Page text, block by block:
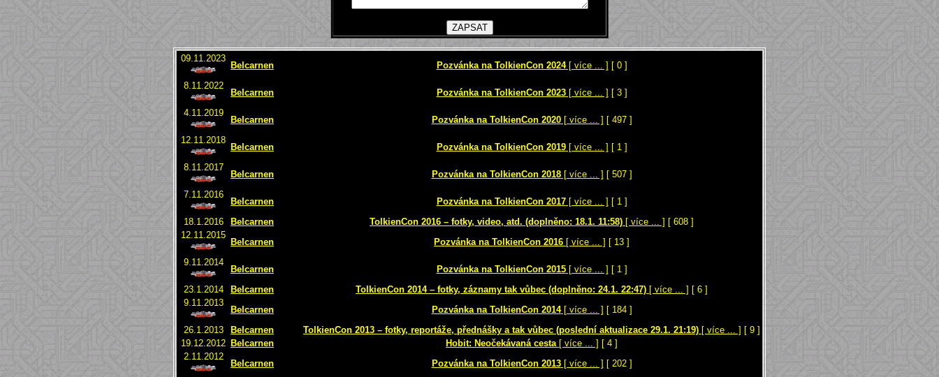
09.11.2023
Belcarnen Pozvánka na TolkienCon 2024[ více ... ] [ 0 ]
8.11.2022
Belcarnen Pozvánka na TolkienCon 2023[ více ... ] [ 3 ]
4.11.2019
Belcarnen Pozvánka na TolkienCon 2020[ více ... ] [ 497 ]
12.11.2018
Belcarnen Pozvánka na TolkienCon 2019[ více ... ] [ 1 ]
8.11.2017
Belcarnen Pozvánka na TolkienCon 2018[ více ... ] [ 507 ]
7.11.2016
Belcarnen Pozvánka na TolkienCon 2017[ více ... ] [ 1 ]
18.1.2016
Belcarnen TolkienCon 2016 – fotky, video, atd. (doplněno: 18.1. 11:58) [ více ... ] [ 608 ]
12.11.2015
Belcarnen Pozvánka na TolkienCon 2016 [ více ... ] [ 13 ]
9.11.2014
Belcarnen Pozvánka na TolkienCon 2015[ více ... ] [ 1 ]
23.1.2014
Belcarnen TolkienCon 2014 – fotky, záznamy tak vůbec (doplněno: 24.1. 22:47) [ více ... ] [ 6 ]
9.11.2013
Belcarnen Pozvánka na TolkienCon 2014[ více ... ] [ 184 ]
26.1.2013
Belcarnen TolkienCon 2013 – fotky, reportáže, přednášky a tak vůbec (poslední aktualizace 29.1. 21:19) [ více ... ] [ 9 ]
19.12.2012 Belcarnen Hobit: Neočekávaná cesta [ více ... ] [ 4 ]
2.11.2012
Belcarnen Pozvánka na TolkienCon 2013[ více ... ] [ 202 ]